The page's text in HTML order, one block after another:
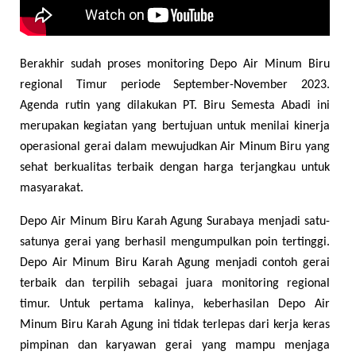
Berakhir sudah proses monitoring Depo Air Minum Biru
regional Timur periode September-November 2023.
Agenda rutin yang dilakukan PT. Biru Semesta Abadi ini
merupakan kegiatan yang bertujuan untuk menilai kinerja
operasional gerai dalam mewujudkan Air Minum Biru yang
sehat berkualitas terbaik dengan harga terjangkau untuk
masyarakat.
Depo Air Minum Biru Karah Agung Surabaya menjadi satu-
satunya gerai yang berhasil mengumpulkan poin tertinggi.
Depo Air Minum Biru Karah Agung menjadi contoh gerai
terbaik dan terpilih sebagai juara monitoring regional
timur. Untuk pertama kalinya, keberhasilan Depo Air
Minum Biru Karah Agung ini tidak terlepas dari kerja keras
pimpinan dan karyawan gerai yang mampu menjaga